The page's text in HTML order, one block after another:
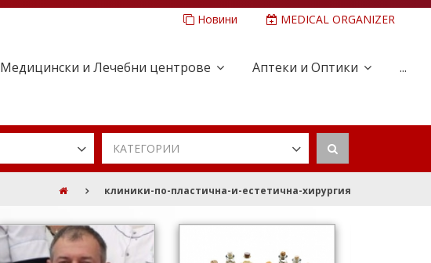
Новини MEDICAL ORGANIZER
Медицински и Лечебни центрове Аптеки и Оптики ...
КАТЕГОРИИ
клиники-по-пластична-и-естетична-хирургия